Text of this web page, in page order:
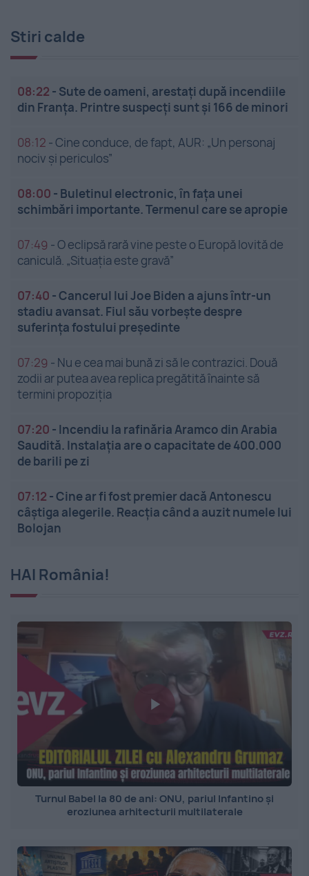
Stiri calde
08:22 - Sute de oameni, arestați după incendiile
din Franța. Printre suspecți sunt și 166 de minori
08:12 -Cine conduce, de fapt, AUR: „Un personaj
nociv și periculos”
08:00 - Buletinul electronic, în fața unei
schimbări importante. Termenul care se apropie
07:49 -O eclipsă rară vine peste o Europă lovită de
caniculă. „Situația este gravă”
07:40 -Cancerul lui Joe Biden a ajuns într-un
stadiu avansat. Fiul său vorbește despre
suferința fostului președinte
07:29 - Nu e cea mai bună zi să le contrazici. Două
zodii ar putea avea replica pregătită înainte să
termini propoziția
07:20 - Incendiu la rafinăria Aramco din Arabia
Saudită. Instalația are o capacitate de 400.000
de barili pe zi
07:12 -Cine ar fi fost premier dacă Antonescu
câștiga alegerile. Reacția când a auzit numele lui
Bolojan
HAI România!
Turnul Babel la 80 de ani: ONU, pariul Infantino și
eroziunea arhitecturii multilaterale